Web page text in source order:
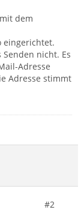
dem
eingerichtet.
nicht. Es
Adresse
Adresse stimmt
#2